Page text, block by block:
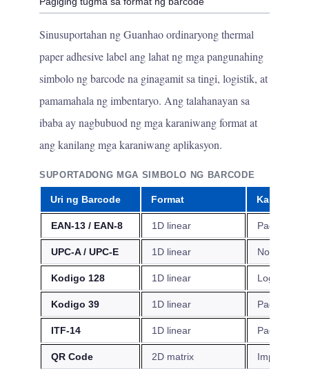
Sinusuportahan ng Guanhao ordinaryong thermal
paper adhesive label ang lahat ng mga pangunahing
simbolo ng barcode na ginagamit sa tingi, logistik, at
pamamahala ng imbentaryo. Ang talahanayan sa
ibaba ay nagbubuod ng mga karaniwang format at
ang kanilang mga karaniwang aplikasyon.
SUPORTADONG MGA SIMBOLO NG BARCODE
Uri ng Barcode Format
EAN-13 / EAN-8 1D linear
UPC-A / UPC-E 1D linear North
Kodigo 128 1D linear Logistics,
Kodigo 39 1D linear
ITF-14 1D linear Pag-label
QR Code 2D matrix